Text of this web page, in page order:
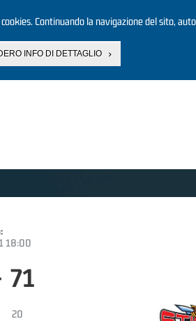
Continuando la navigazione del sito,
INFO DI DETTAGLIO
18:00
71
20